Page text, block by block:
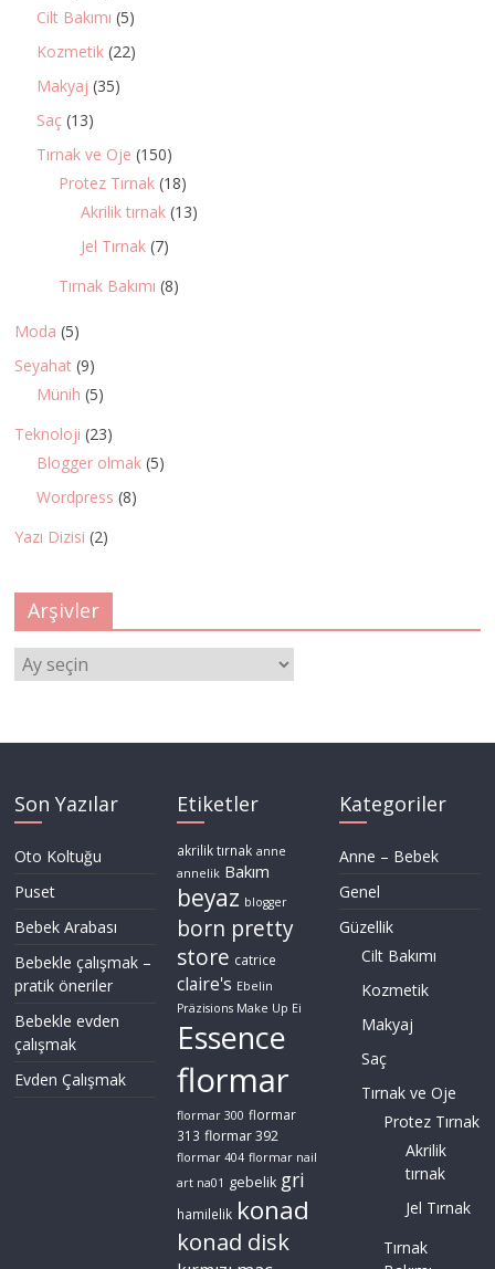
Cilt Bakımı (5)
Kozmetik (22)
Makyaj (35)
Saç (13)
Tırnak ve Oje (150)
Protez Tırnak (18)
Akrilik tırnak (13)
Jel Tırnak (7)
Tırnak Bakımı (8)
Moda (5)
Seyahat (9)
Münih (5)
Teknoloji (23)
Blogger olmak (5)
Wordpress (8)
Yazı Dizisi (2)
Arşivler
Arşivler
Son Yazılar
Oto Koltuğu
Puset
Bebek Arabası
Bebekle çalışmak –
pratik öneriler
Bebekle evden
çalışmak
Evden Çalışmak
Etiketler
akrilik tırnak anne
annelik Bakım
beyaz blogger
born pretty
store catrice
claire's Ebelin
Präzisions Make Up Ei
Essence
flormar
flormar 300 flormar
313 flormar 392
flormar 404 flormar nail
art na01 gebelik gri
hamilelik konad
konad disk
Kategoriler
Anne – Bebek
Genel
Güzellik
Cilt Bakımı
Kozmetik
Makyaj
Saç
Tırnak ve Oje
Protez Tırnak
Akrilik
tırnak
Jel Tırnak
Tırnak